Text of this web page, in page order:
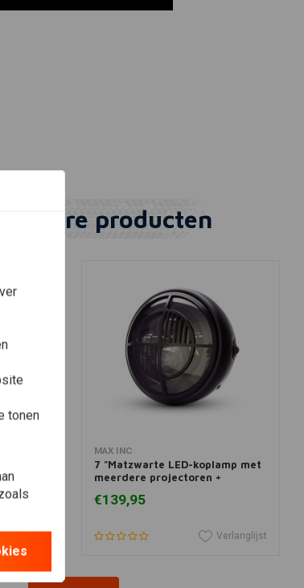
producten
MAX INC
7 "Matzwarte LED-koplamp met
meerdere projectoren +
€139,95
Verlanglijst
tonen